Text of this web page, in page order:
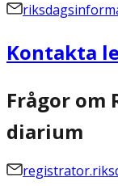
Kontakta
Frågor om
diarium